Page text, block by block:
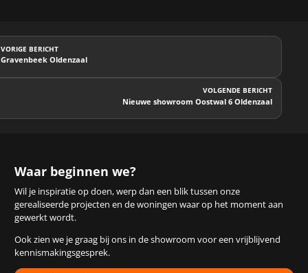
VORIGE BERICHT
Gravenbeek Oldenzaal
VOLGENDE BERICHT
Nieuwe showroom Oostwal 6 Oldenzaal
Waar beginnen we?
Wil je inspiratie op doen, werp dan een blik tussen onze
gerealiseerde projecten en de woningen waar op het moment aan
gewerkt wordt.
Ook zien we je graag bij ons in de showroom voor een vrijblijvend
kennismakingsgesprek.